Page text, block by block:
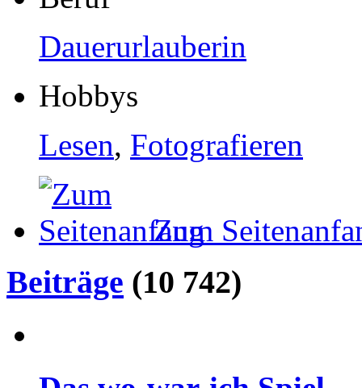
Dauerurlauberin
Hobbys
Lesen, Fotografieren
Zum
Beiträge (10 742)